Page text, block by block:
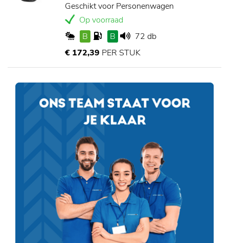
Geschikt voor Personenwagen
Op voorraad
B
B
72 db
€ 172,39 PER STUK